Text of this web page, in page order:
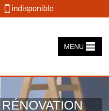
indisponible
MENU